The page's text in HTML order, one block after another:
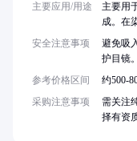
主要应用/用途
主要用
成。在
安全注意事项
避免吸
护目镜
参考价格区间
约500-
采购注意事项
需关注
择有资